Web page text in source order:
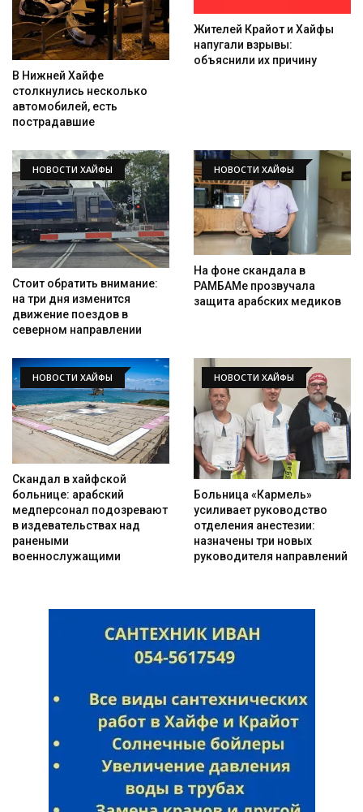
В Нижней Хайфе
столкнулись несколько
автомобилей, есть
пострадавшие
Жителей Крайот и Хайфы
напугали взрывы:
объяснили их причину
НОВОСТИ ХАЙФЫ
Стоит обратить внимание:
на три дня изменится
движение поездов в
северном направлении
НОВОСТИ ХАЙФЫ
На фоне скандала в
РАМБАМе прозвучала
защита арабских медиков
НОВОСТИ ХАЙФЫ
Скандал в хайфской
больнице: арабский
медперсонал подозревают
в издевательствах над
ранеными
военнослужащими
НОВОСТИ ХАЙФЫ
Больница «Кармель»
усиливает руководство
отделения анестезии:
назначены три новых
руководителя направлений